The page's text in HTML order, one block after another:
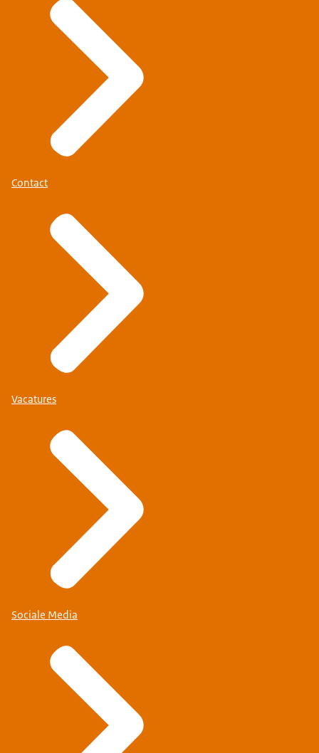
Contact
Vacatures
Sociale Media